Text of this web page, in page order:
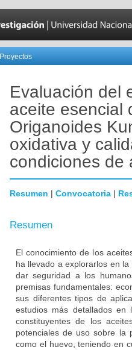
Proyectos
Evaluación del
aceite esencial
Origanoides
oxidativa y
condiciones de
Resumen | Convocatoria |
Resumen
El conocimiento de los
ha llevado a explorarlos en
dar seguridad a los
premisas fundamentales:
sus diferentes tipos de
estudios más detallados en
constituyentes de los
potenciales de uso sobre la
como el huevo, teniendo en